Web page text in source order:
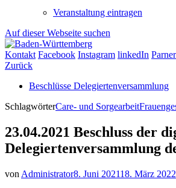
Veranstaltung eintragen
Auf dieser Webseite suchen
Kontakt Facebook Instagram linkedIn
Zurück
Beschlüsse Delegiertenversammlung
SchlagwörterCare- und Sorgearbeit
23.04.2021 Beschluss der
Delegiertenversammlung
von Administrator8. Juni 202118. März 2022